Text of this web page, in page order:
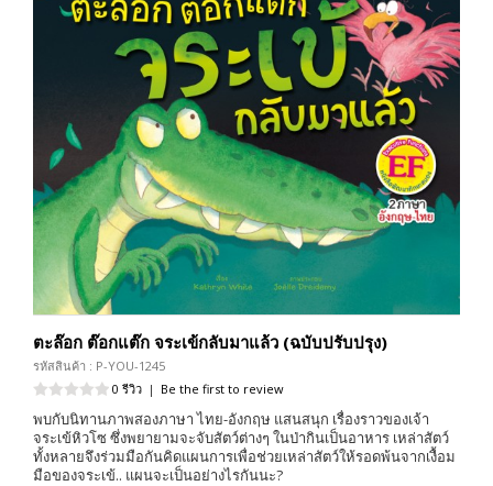
ตะล๊อก ต๊อกแต๊ก จระเข้กลับมาแล้ว (ฉบับปรับปรุง)
รหัสสินค้า : P-YOU-1245
0 รีวิว | Be the first to review
พบกับนิทานภาพสองภาษา ไทย-อังกฤษ แสนสนุก เรื่องราวของเจ้า
จระเข้หิวโซ ซึ่งพยายามจะจับสัตว์ต่างๆ ในป่ากินเป็นอาหาร เหล่าสัตว์
ทั้งหลายจึงร่วมมือกันคิดแผนการเพื่อช่วยเหล่าสัตว์ให้รอดพ้นจากเงื้อม
มือของจระเข้.. แผนจะเป็นอย่างไรกันนะ?